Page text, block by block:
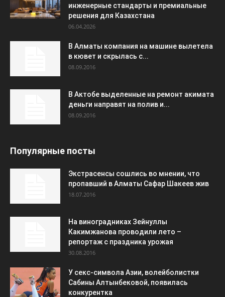
инженерные стандарты и премиальные
решения для Казахстана
06.04.2026
В Алматы компания на машине вылетела
в кювет и скрылась с...
08.09.2016
В Актобе выделенные на ремонт акимата
деньги направят на полив и...
08.09.2016
Популярные посты
Экстрасенсы сошлись во мнении, что
пропавший в Алматы Сафар Шакеев жив
18.07.2016
На виноградниках Зейнуллы
Какимжанова проводили лето –
репортаж с праздника урожая
30.08.2016
У секс-символа Азии, волейболистки
Сабины Алтынбековой, появилась
конкурентка